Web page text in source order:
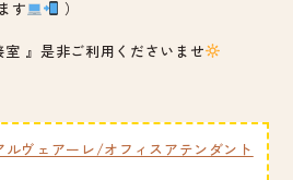
す ）
室 』是非ご利用くださいませ
ヴェアーレ/オフィスアテンダント